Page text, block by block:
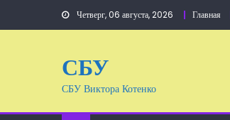
Четверг, 06 августа, 2026 Главная
СБУ
СБУ Виктора Котенко